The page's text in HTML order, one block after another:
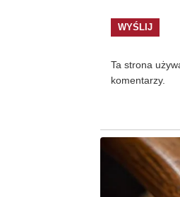
Ta strona
komentarzy.